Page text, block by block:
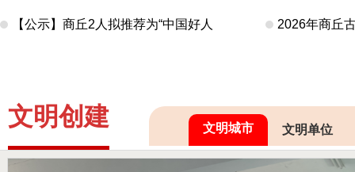
【公示】商丘2人拟推荐为“中国好人 2026年商丘
文明创建 文明城市 文明单位